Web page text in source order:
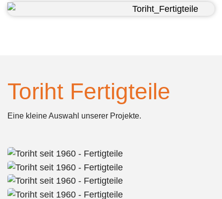
Toriht Fertigteile
Eine kleine Auswahl unserer Projekte.